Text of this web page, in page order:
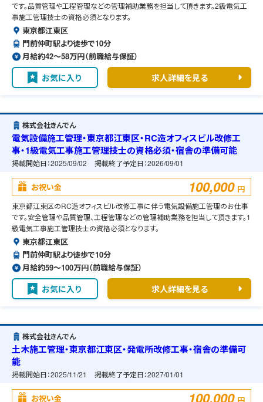
です。品質管理や工程管理などの管理補助業務を担当して頂きます。2級電気工
事施工管理技士の資格必須となります。
東京都江東区
門前仲町駅より徒歩で10分
月給約42〜58万円（前職給与保証）
お気に入り 求人詳細を見る
株式会社きんでん
電気設備施工管理・東京都江東区・RC造オフィスビル改修工
事・1級電気工事施工管理技士の資格必須・宿舎の準備可能
掲載開始日：2025/09/02 掲載終了予定日：2026/09/01
お祝い金 100,000 円
東京都江東区のRC造オフィスビル改修工事に伴う電気設備施工管理のお仕事
です。安全管理や品質管理、工程管理などの管理補助業務を担当して頂きます。1
級電気工事施工管理技士の資格必須となります。
東京都江東区
門前仲町駅より徒歩で10分
月給約59〜100万円（前職給与保証）
お気に入り 求人詳細を見る
株式会社きんでん
土木施工管理・東京都江東区・発電所改修工事・宿舎の準備可
能
掲載開始日：2025/11/21 掲載終了予定日：2027/01/01
お祝い金 100,000 円